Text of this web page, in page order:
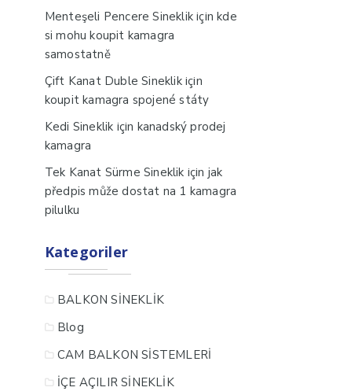
Menteşeli Pencere Sineklik içinkde
si mohu koupit kamagra
samostatně
Çift Kanat Duble Sineklikiçin
koupit kamagra spojené státy
Kedi Sineklik için kanadský prodej
kamagra
Tek Kanat Sürme Sineklik için jak
předpis může dostat na 1 kamagra
pilulku
Kategoriler
BALKON SİNEKLİK
Blog
CAM BALKON SİSTEMLERİ
İÇE AÇILIR SİNEKLİK